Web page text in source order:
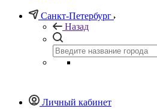
Санкт-Петербург
Назад
Личный кабинет